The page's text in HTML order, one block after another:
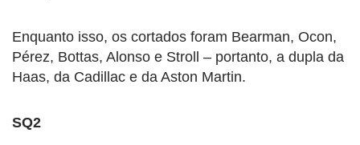
Enquanto isso, os cortados foram Bearman, Ocon,
Pérez, Bottas, Alonso e Stroll – portanto, a dupla da
Haas, da Cadillac e da Aston Martin.
SQ2